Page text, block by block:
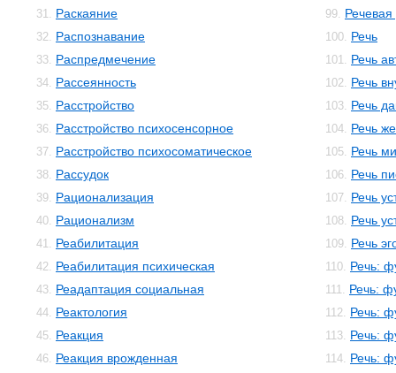
31. Раскаяние
32. Распознавание
33. Распредмечение
34. Рассеянность
35. Расстройство
36. Расстройство психосенсорное
37. Расстройство психосоматическое
38. Рассудок
39. Рационализация
40. Рационализм
41. Реабилитация
42. Реабилитация психическая
43. Реадаптация социальная
44. Реактология
45. Реакция
46. Реакция врожденная
99. Речевая
100. Речь
101. Речь
102. Речь
103. Речь
104. Речь
105. Речь
106. Речь
107. Речь
108. Речь
109. Речь
110. Речь:
111. Речь:
112. Речь:
113. Речь:
114. Речь: